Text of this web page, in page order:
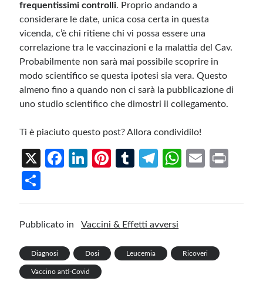
frequentissimi controlli. Proprio andando a
considerare le date, unica cosa certa in questa
vicenda, c’è chi ritiene chi vi possa essere una
correlazione tra le vaccinazioni e la malattia del Cav.
Probabilmente non sarà mai possibile scoprire in
modo scientifico se questa ipotesi sia vera. Questo
almeno fino a quando non ci sarà la pubblicazione di
uno studio scientifico che dimostri il collegamento.
Ti è piaciuto questo post? Allora condividilo!
X
Fa
o
k
Li
n
Pi
t
T
r
Te
m
W
p
E
h
ar
Pubblicato in Vaccini & Effetti avversi
Diagnosi Dosi Leucemia Ricoveri
Vaccino anti-Covid